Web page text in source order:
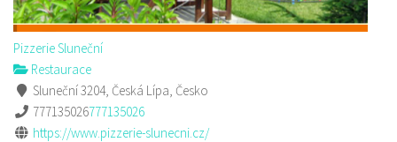
Pizzerie Sluneční
Restaurace
Sluneční 3204, Česká Lípa, Česko
777135026777135026
https://www.pizzerie-slunecni.cz/